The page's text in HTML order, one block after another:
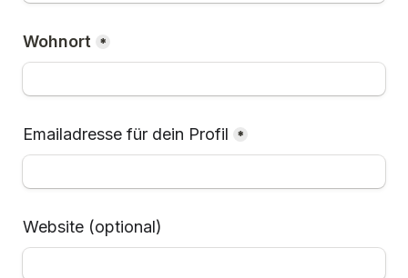
Wohnort *
Emailadresse für dein Profil *
Website (optional)